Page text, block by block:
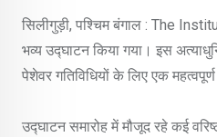
सिलीगुड़ी, पश्चिम बंगाल : The
भव्य उद्घाटन किया गया। इस
पेशेवर गतिविधियों के लिए एक
उद्घाटन समारोह में मौजूद रहे कई